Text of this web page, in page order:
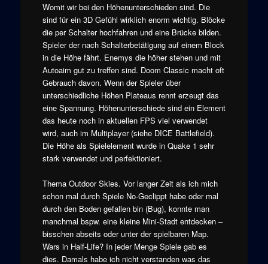
Womit wir bei den Höhenunterschieden sind. Die
sind für ein 3D Gefühl wirklich enorm wichtig. Blöcke
die per Schalter hochfahren und eine Brücke bilden.
Spieler der nach Schalterbetätigung auf einem Block
in die Höhe fährt. Enemys die höher stehen und mit
Autoaim gut zu treffen sind. Doom Classic macht oft
Gebrauch davon. Wenn der Spieler über
unterschiedliche Höhen Plateaus rennt erzeugt das
eine Spannung. Höhenunterschiede sind ein Element
das heute noch in aktuellen FPS viel verwendet
wird, auch im Multiplayer (siehe DICE Battlefield).
Die Höhe als Spielelement wurde in Quake 1 sehr
stark verwendet und perfektioniert.
Thema Outdoor Skies. Vor langer Zeit als ich mich
schon mal durch Spiele No-Geclippt habe oder mal
durch den Boden gefallen bin (Bug), konnte man
manchmal bspw. eine kleine Mini-Stadt entdecken –
bisschen abseits oder unter der spielbaren Map.
Wars in Half-Life? In jeder Menge Spiele gab es
dies. Damals habe ich nicht verstanden was das